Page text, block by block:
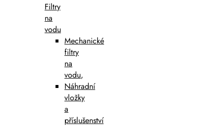
Filtry
na
vodu
Mechanické
filtry
na
vodu,
Náhradní
vložky
a
příslušenství